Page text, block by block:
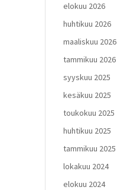
elokuu 2026
huhtikuu 2026
maaliskuu 2026
tammikuu 2026
syyskuu 2025
kesäkuu 2025
toukokuu 2025
huhtikuu 2025
tammikuu 2025
lokakuu 2024
elokuu 2024